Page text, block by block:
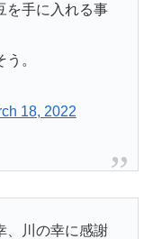
を手に入れる事
。
18, 2022
、川の幸に感謝